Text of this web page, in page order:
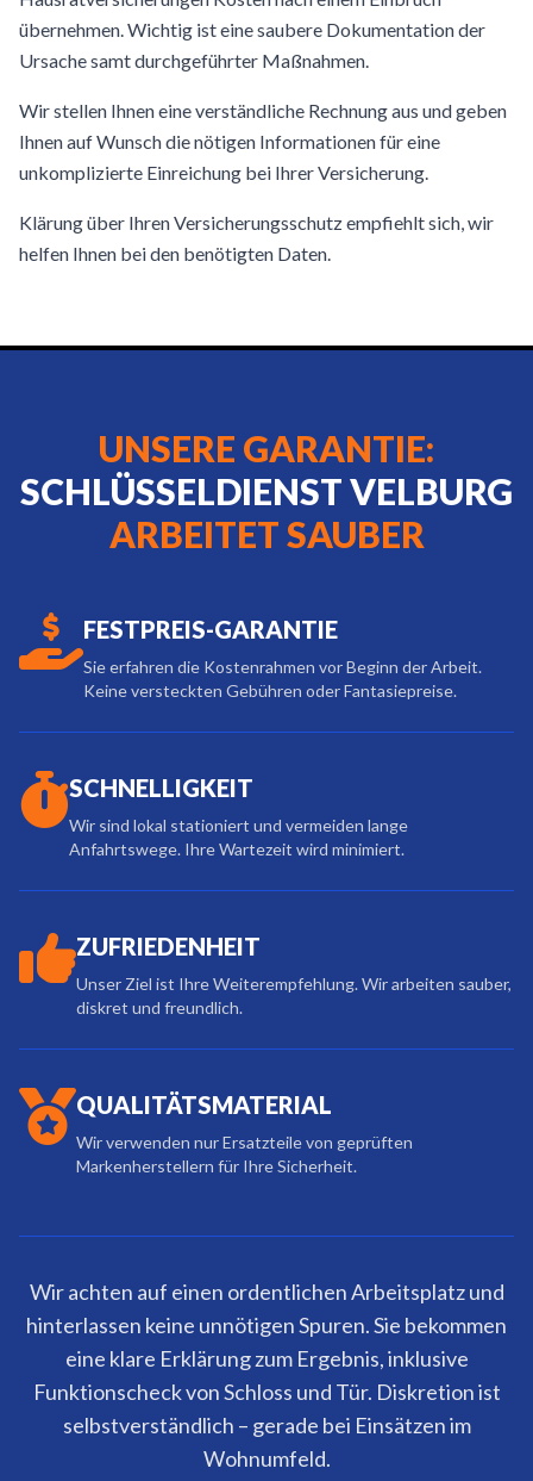
übernehmen. Wichtig ist eine saubere Dokumentation der
Ursache samt durchgeführter Maßnahmen.
Wir stellen Ihnen eine verständliche Rechnung aus und geben
Ihnen auf Wunsch die nötigen Informationen für eine
unkomplizierte Einreichung bei Ihrer Versicherung.
Klärung über Ihren Versicherungsschutz empfiehlt sich, wir
helfen Ihnen bei den benötigten Daten.
UNSERE GARANTIE:
SCHLÜSSELDIENST VELBURG
ARBEITET SAUBER
FESTPREIS-GARANTIE
Sie erfahren die Kostenrahmen vor Beginn der Arbeit.
Keine versteckten Gebühren oder Fantasiepreise.
SCHNELLIGKEIT
Wir sind lokal stationiert und vermeiden lange
Anfahrtswege. Ihre Wartezeit wird minimiert.
ZUFRIEDENHEIT
Unser Ziel ist Ihre Weiterempfehlung. Wir arbeiten sauber,
diskret und freundlich.
QUALITÄTSMATERIAL
Wir verwenden nur Ersatzteile von geprüften
Markenherstellern für Ihre Sicherheit.
Wir achten auf einen ordentlichen Arbeitsplatz und
hinterlassen keine unnötigen Spuren. Sie bekommen
eine klare Erklärung zum Ergebnis, inklusive
Funktionscheck von Schloss und Tür. Diskretion ist
selbstverständlich – gerade bei Einsätzen im
Wohnumfeld.